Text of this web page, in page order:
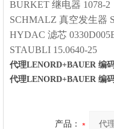
BURKET 继电器 1078-2
SCHMALZ 真空发生器
HYDAC 滤芯
STAUBLI 15.0640-25
代理LENORD+BAUER 编
代理LENORD+BAUER 编
产品：